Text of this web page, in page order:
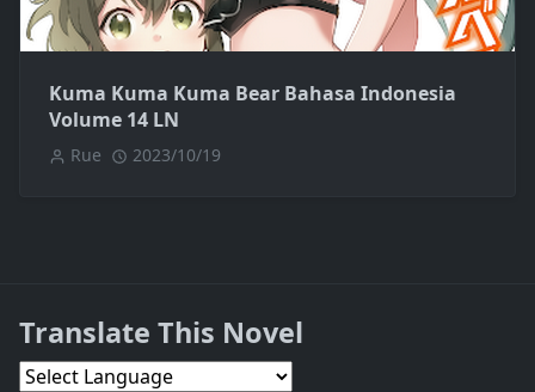
Kuma Kuma Kuma Bear Bahasa Indonesia
Volume 14 LN
Rue 2023/10/19
Translate This Novel